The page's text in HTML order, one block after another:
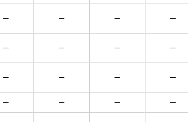
－ － － －
－ － － －
－ － － －
－ － － －